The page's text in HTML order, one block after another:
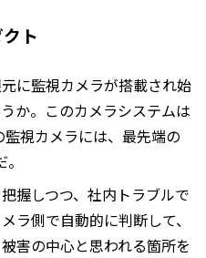
ト
に監視カメラが搭載され始
か。このカメラシステムは
監視カメラには、最先端の
握しつつ、社内トラブルで
ラ側で自動的に判断して、
害の中心と思われる箇所を